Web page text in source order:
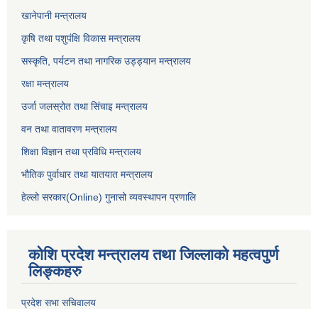
खानेपानी मन्त्रालय
कृषि तथा पशुपंक्षि विकास मन्त्रालय
सस्कृति, पर्यटन तथा नागरिक उड्ड्यान मन्त्रालय
रक्षा मन्त्रालय
उर्जा जलस्रोत तथा सिंचाइ मन्‍त्रालय
वन तथा वातावरण मन्त्रालय
शिक्षा विज्ञान तथा प्रविधि मन्त्रालय
भौतिक पुर्वाधार तथा यातयात मन्त्रालय
हेल्लो सरकार(Online) गुनासो व्यवस्थापन प्रणालि
कोशि प्रदेश मन्त्रालय तथा जिल्लाको महत्वपुर्ण
लिङ्कहरु
प्रदेश सभा सचिवालय